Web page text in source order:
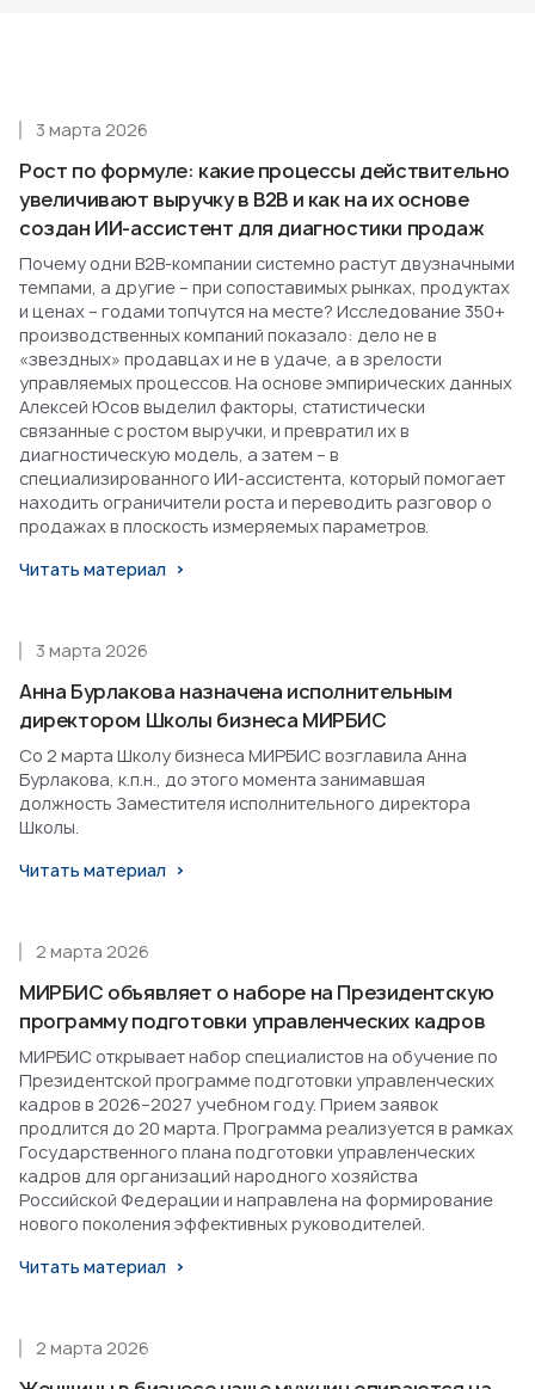
Рост по формуле: какие процессы действительно
увеличивают выручку в B2B и как на их основе
создан ИИ-ассистент для диагностики продаж
3 марта 2026
Почему одни B2B-компании системно растут двузначными
темпами, а другие – при сопоставимых рынках, продуктах
и ценах – годами топчутся на месте? Исследование 350+
производственных компаний показало: дело не в
«звездных» продавцах и не в удаче, а в зрелости
управляемых процессов. На основе эмпирических данных
Алексей Юсов выделил факторы, статистически
связанные с ростом выручки, и превратил их в
диагностическую модель, а затем – в
специализированного ИИ-ассистента, который помогает
находить ограничители роста и переводить разговор о
продажах в плоскость измеряемых параметров.
Читать материал
Анна Бурлакова назначена исполнительным
директором Школы бизнеса МИРБИС
3 марта 2026
Со 2 марта Школу бизнеса МИРБИС возглавила Анна
Бурлакова, к.п.н., до этого момента занимавшая
должность Заместителя исполнительного директора
Школы.
Читать материал
МИРБИС объявляет о наборе на Президентскую
программу подготовки управленческих кадров
2 марта 2026
МИРБИС открывает набор специалистов на обучение по
Президентской программе подготовки управленческих
кадров в 2026–2027 учебном году. Прием заявок
продлится до 20 марта. Программа реализуется в рамках
Государственного плана подготовки управленческих
кадров для организаций народного хозяйства
Российской Федерации и направлена на формирование
нового поколения эффективных руководителей.
Читать материал
2 марта 2026